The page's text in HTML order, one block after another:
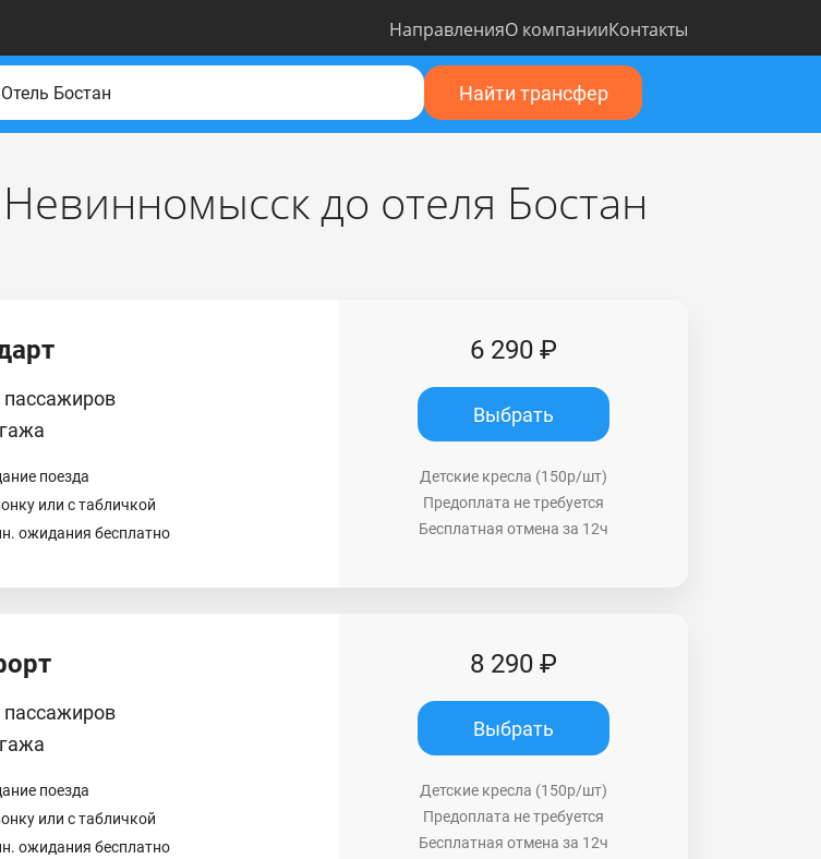
НаправленияО компанииКонтакты
Найти трансфер
до отеля Бостан
пассажиров
поезда
или с табличкой
ожидания бесплатно
6 290 ₽
Выбрать
Детские кресла (150р/шт)
Предоплата не требуется
Бесплатная отмена за 12ч
пассажиров
поезда
или с табличкой
ожидания бесплатно
8 290 ₽
Выбрать
Детские кресла (150р/шт)
Предоплата не требуется
Бесплатная отмена за 12ч